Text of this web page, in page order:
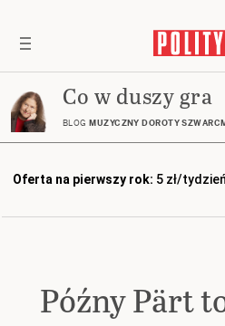
Co w duszy gra
BLOG MUZYCZNY DOROTY
Oferta na pierwszy rok: 5 zł/tydzień
Późny Pärt